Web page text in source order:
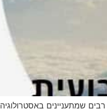
שמתעניינים באסטרולוגיה